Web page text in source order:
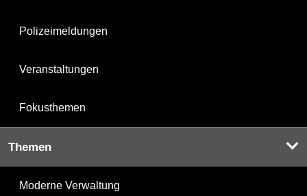
Polizeimeldungen
Veranstaltungen
Fokusthemen
Themen
Moderne Verwaltung